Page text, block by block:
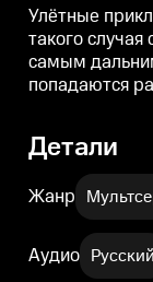
Улётные
такого
самым
попадаются
Детали
Жанр
Аудио Русский